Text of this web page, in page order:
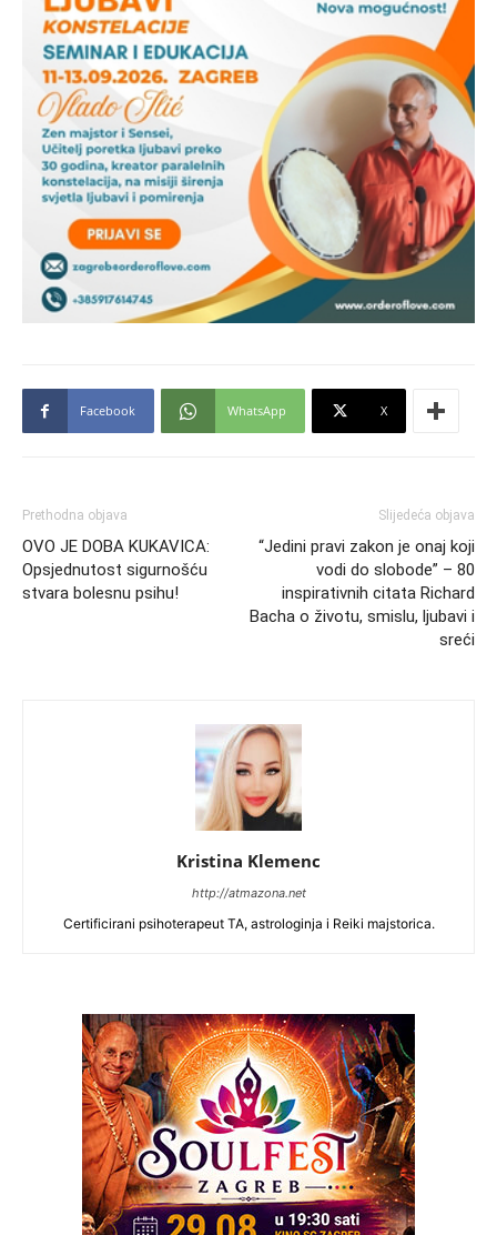
Facebook WhatsApp X
Prethodna objava
OVO JE DOBA KUKAVICA:
Opsjednutost sigurnošću
stvara bolesnu psihu!
Slijedeća objava
“Jedini pravi zakon je onaj koji
vodi do slobode” – 80
inspirativnih citata Richard
Bacha o životu, smislu, ljubavi i
sreći
Kristina Klemenc
http://atmazona.net
Certificirani psihoterapeut TA, astrologinja i Reiki majstorica.